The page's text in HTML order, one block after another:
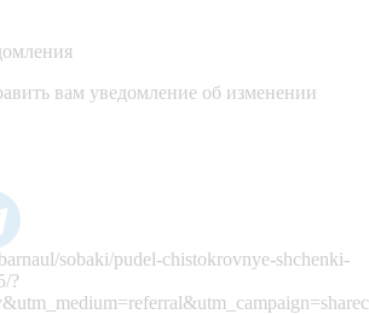
вам уведомление об изменении
sobaki/pudel-chistokrovnye-shchenki-
?